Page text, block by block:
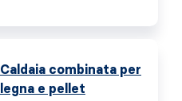
Caldaia combinata per
legna e pellet